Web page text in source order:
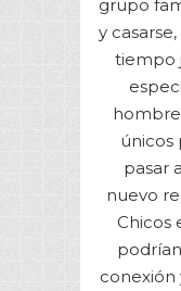
grupo
y
tiempo
únicos
pasar
nuevo
Chicos
conexión